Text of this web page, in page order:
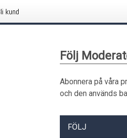
kund
Följ
Abonnera på våra
och den används
FÖLJ